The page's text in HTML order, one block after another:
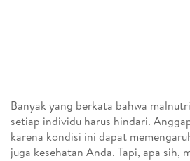
Banyak yang berkata bahwa
setiap individu harus hindari.
karena kondisi ini dapat
juga kesehatan Anda. Tapi, apa sih,